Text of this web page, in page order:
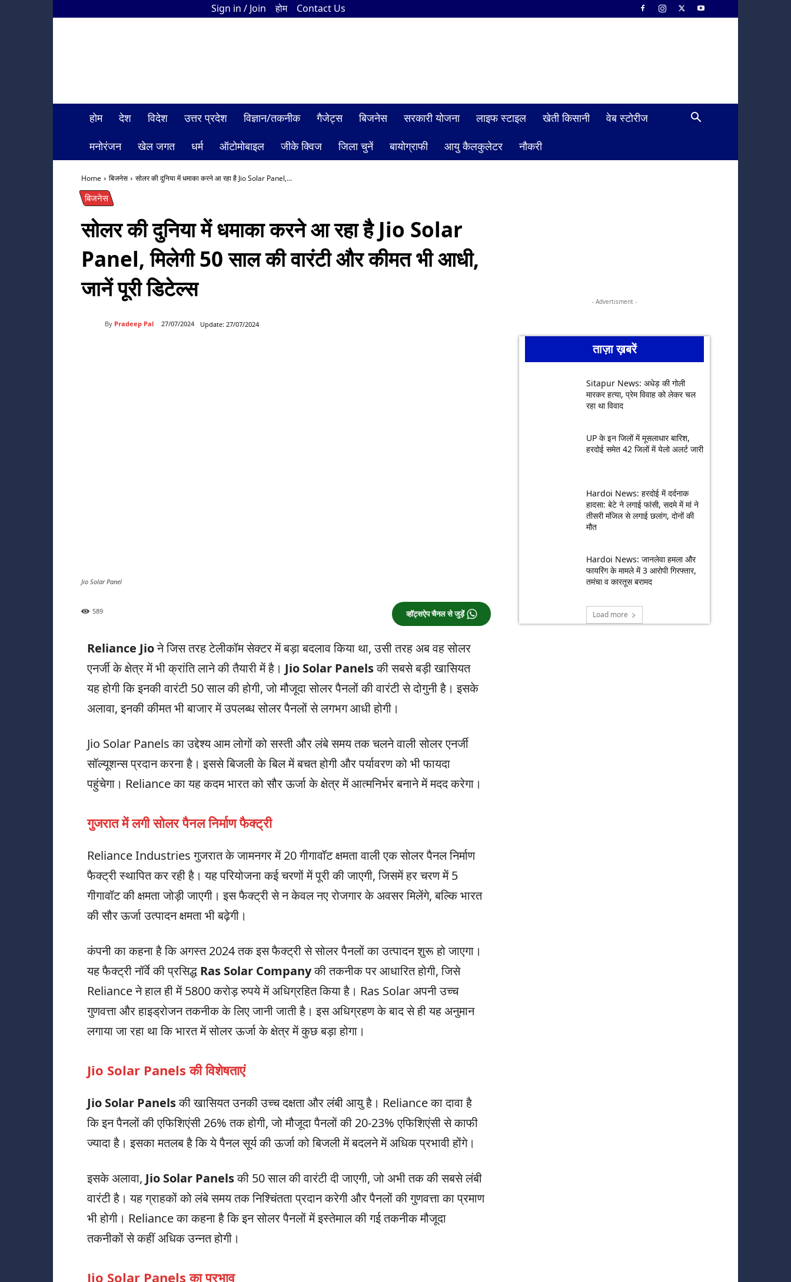
Sign in / Join होम Contact Us
होम देश विदेश उत्तर प्रदेश विज्ञान/तकनीक गैजेट्स बिजनेस सरकारी योजना लाइफ स्टाइल खेती किसानी
वेब स्टोरीज
मनोरंजन
खेल जगत धर्म ऑटोमोबाइल जीके क्विज जिला चुनें बायोग्राफी आयु कैलकुलेटर नौकरी
Home बिजनेस सोलर की दुनिया में धमाका करने आ रहा है Jio Solar Panel,...
बिजनेस
सोलर की दुनिया में धमाका करने आ रहा है Jio Solar
Panel, मिलेगी 50 साल की वारंटी और कीमत भी आधी,
जानें पूरी डिटेल्स
By Pradeep Pal 27/07/2024 Update: 27/07/2024
Jio Solar Panel
व्हॉट्सऐप चैनल से जुड़ें
589
Reliance Jioने जिस तरह टेलीकॉम सेक्टर में बड़ा बदलाव किया था, उसी तरह अब वह सोलर
एनर्जी के क्षेत्र में भी क्रांति लाने की तैयारी में है। Jio Solar Panelsकी सबसे बड़ी खासियत
यह होगी कि इनकी वारंटी 50 साल की होगी, जो मौजूदा सोलर पैनलों की वारंटी से दोगुनी है। इसके
अलावा, इनकी कीमत भी बाजार में उपलब्ध सोलर पैनलों से लगभग आधी होगी।
Jio Solar Panels का उद्देश्य आम लोगों को सस्ती और लंबे समय तक चलने वाली सोलर एनर्जी
सॉल्यूशन्स प्रदान करना है। इससे बिजली के बिल में बचत होगी और पर्यावरण को भी फायदा
पहुंचेगा। Reliance का यह कदम भारत को सौर ऊर्जा के क्षेत्र में आत्मनिर्भर बनाने में मदद करेगा।
गुजरात में लगी सोलर पैनल निर्माण फैक्ट्री
Reliance Industries गुजरात के जामनगर में 20 गीगावॉट क्षमता वाली एक सोलर पैनल निर्माण
फैक्ट्री स्थापित कर रही है। यह परियोजना कई चरणों में पूरी की जाएगी, जिसमें हर चरण में 5
गीगावॉट की क्षमता जोड़ी जाएगी। इस फैक्ट्री से न केवल नए रोजगार के अवसर मिलेंगे, बल्कि भारत
की सौर ऊर्जा उत्पादन क्षमता भी बढ़ेगी।
कंपनी का कहना है कि अगस्त 2024 तक इस फैक्ट्री से सोलर पैनलों का उत्पादन शुरू हो जाएगा।
यह फैक्ट्री नॉर्वे की प्रसिद्ध Ras Solar Companyकी तकनीक पर आधारित होगी, जिसे
Reliance ने हाल ही में 5800 करोड़ रुपये में अधिग्रहित किया है। Ras Solar अपनी उच्च
गुणवत्ता और हाइड्रोजन तकनीक के लिए जानी जाती है। इस अधिग्रहण के बाद से ही यह अनुमान
लगाया जा रहा था कि भारत में सोलर ऊर्जा के क्षेत्र में कुछ बड़ा होगा।
Jio Solar Panels की विशेषताएं
Jio Solar Panelsकी खासियत उनकी उच्च दक्षता और लंबी आयु है। Reliance का दावा है
कि इन पैनलों की एफिशिएंसी 26% तक होगी, जो मौजूदा पैनलों की 20-23% एफिशिएंसी से काफी
ज्यादा है। इसका मतलब है कि ये पैनल सूर्य की ऊर्जा को बिजली में बदलने में अधिक प्रभावी होंगे।
इसके अलावा, Jio Solar Panelsकी 50 साल की वारंटी दी जाएगी, जो अभी तक की सबसे लंबी
वारंटी है। यह ग्राहकों को लंबे समय तक निश्चिंतता प्रदान करेगी और पैनलों की गुणवत्ता का प्रमाण
भी होगी। Reliance का कहना है कि इन सोलर पैनलों में इस्तेमाल की गई तकनीक मौजूदा
तकनीकों से कहीं अधिक उन्नत होगी।
Jio Solar Panels का प्रभाव
- Advertisment -
ताज़ा ख़बरें
Sitapur News: अधेड़ की गोली
मारकर हत्या, प्रेम विवाह को लेकर चल
रहा था विवाद
UP के इन जिलों में मूसलाधार बारिश,
हरदोई समेत 42 जिलों में येलो अलर्ट जारी
Hardoi News: हरदोई में दर्दनाक
हादसा: बेटे ने लगाई फांसी, सदमे में मां ने
तीसरी मंजिल से लगाई छलांग, दोनों की
मौत
Hardoi News: जानलेवा हमला और
फायरिंग के मामले में 3 आरोपी गिरफ्तार,
तमंचा व कारतूस बरामद
Load more